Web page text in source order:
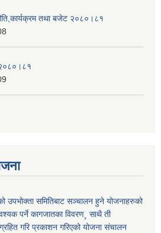
तथा बजेट २०८०।८१
२०८०।८१
उपभोक्ता समितिबाट सञ्चालन हुने योजनाहरुको
पर्ने कागजातका विवरण¸ साथै ती
गरि प्रकाशन गरिएको योजना संचालन